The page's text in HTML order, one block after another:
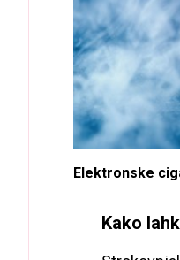
Elektronske
Kako